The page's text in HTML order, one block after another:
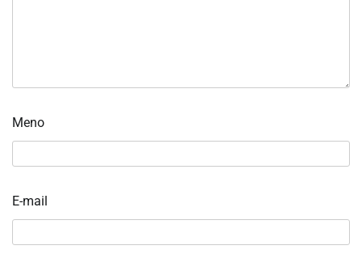
Meno
E-mail